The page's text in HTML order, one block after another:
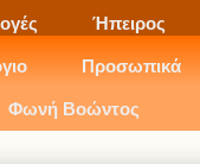
Ήπειρος
Προσωπικά
Φωνή Βοώντος